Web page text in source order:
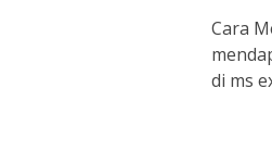
Cara
di ms